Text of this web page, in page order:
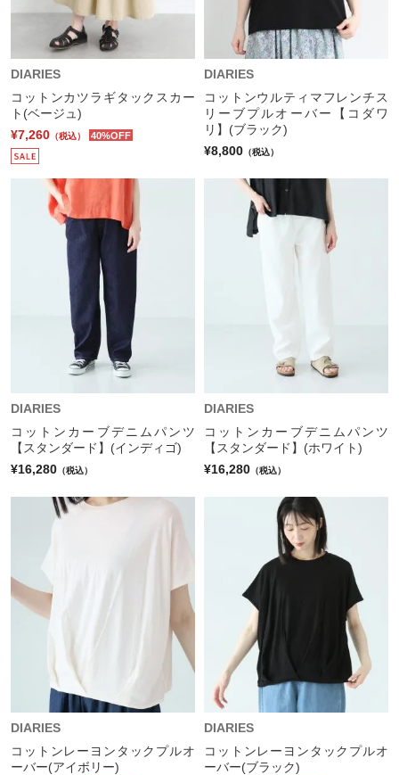
DIARIES
コットンカツラギタックスカー
ト(ベージュ)
¥7,260 （税込） 40%OFF
DIARIES
コットンウルティマフレンチス
リーブプルオーバー【コダワ
リ】(ブラック)
¥8,800 （税込）
DIARIES
コットンカーブデニムパンツ
【スタンダード】(インディゴ)
¥16,280 （税込）
DIARIES
コットンカーブデニムパンツ
【スタンダード】(ホワイト)
¥16,280 （税込）
DIARIES
コットンレーヨンタックプルオ
ーバー(アイボリー)
DIARIES
コットンレーヨンタックプルオ
ーバー(ブラック)